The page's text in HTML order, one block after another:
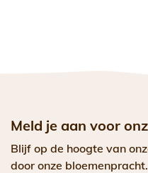
Meld je aan voor
Blijf op de hoogte van
door onze bloemenpracht.